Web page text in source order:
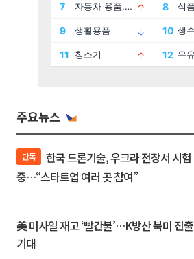
주요뉴스
단독
중…“스타트업 여러 곳 참여”
美 미사일 재고 ‘빨간불’…K방산 북미 진출
기대